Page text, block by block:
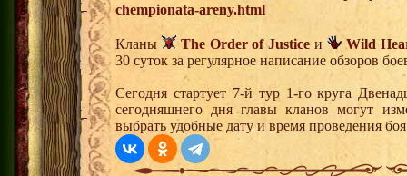
chempionata-areny.html
Кланы The Order of Justice и
Wild
30 суток за регулярное написание обзоров
Сегодня стартует 7-й тур 1-го круга
сегодняшнего дня главы кланов могут
выбрать удобные дату и время проведения